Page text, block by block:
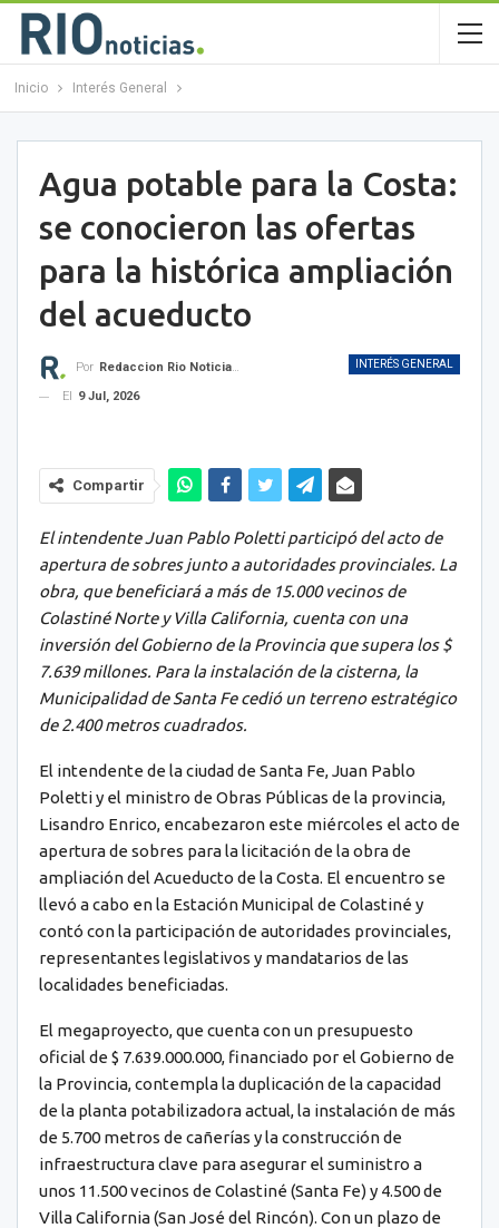
Inicio Interés General
Agua potable para la Costa:
se conocieron las ofertas
para la histórica ampliación
del acueducto
INTERÉS GENERAL
Por Redaccion Rio Noticias OK
El
9 Jul, 2026
Compartir
El intendente Juan Pablo Poletti participó del acto de
apertura de sobres junto a autoridades provinciales. La
obra, que beneficiará a más de 15.000 vecinos de
Colastiné Norte y Villa California, cuenta con una
inversión del Gobierno de la Provincia que supera los $
7.639 millones. Para la instalación de la cisterna, la
Municipalidad de Santa Fe cedió un terreno estratégico
de 2.400 metros cuadrados.
El intendente de la ciudad de Santa Fe, Juan Pablo
Poletti y el ministro de Obras Públicas de la provincia,
Lisandro Enrico, encabezaron este miércoles el acto de
apertura de sobres para la licitación de la obra de
ampliación del Acueducto de la Costa. El encuentro se
llevó a cabo en la Estación Municipal de Colastiné y
contó con la participación de autoridades provinciales,
representantes legislativos y mandatarios de las
localidades beneficiadas.
El megaproyecto, que cuenta con un presupuesto
oficial de $ 7.639.000.000, financiado por el Gobierno de
la Provincia, contempla la duplicación de la capacidad
de la planta potabilizadora actual, la instalación de más
de 5.700 metros de cañerías y la construcción de
infraestructura clave para asegurar el suministro a
unos 11.500 vecinos de Colastiné (Santa Fe) y 4.500 de
Villa California (San José del Rincón). Con un plazo de